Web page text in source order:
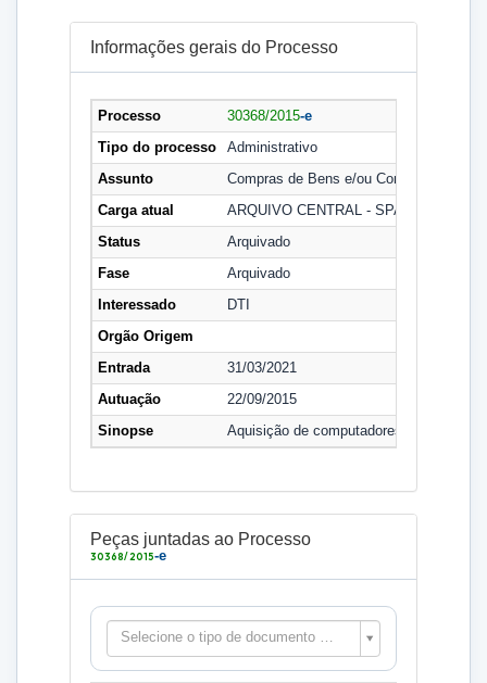
Informações gerais do Processo
Processo 30368/2015-e
Tipo do processo
Administrativo
Assunto
Compras de Bens e/ou Contratação de
Carga atual
ARQUIVO CENTRAL - SPA
Status
Arquivado
Fase
Arquivado
Interessado
DTI
Orgão Origem
Entrada
31/03/2021
Autuação
22/09/2015
Sinopse
Aquisição de computadores, em
Peças juntadas ao Processo
30368/2015-e
Selecione o tipo de documento para filtrar as peças